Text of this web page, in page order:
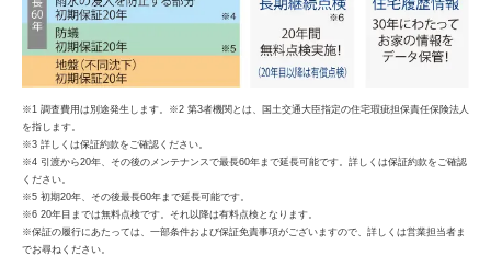
※1 調査費用は別途発生します。※2 第3者機関とは、国土交通大臣指定の住宅瑕疵担保責任保険法人
を指します。
※3 詳しくは保証約款をご確認ください。
※4 引渡から20年、その後のメンテナンスで最長60年まで延長可能です。詳しくは保証約款をご確認
ください。
※5 初期20年、その後最長60年まで延長可能です。
※6 20年目までは無料点検です。それ以降は有料点検となります。
※保証の履行にあたっては、一部条件および保証免責事項がございますので、詳しくは営業担当者ま
でお尋ねください。